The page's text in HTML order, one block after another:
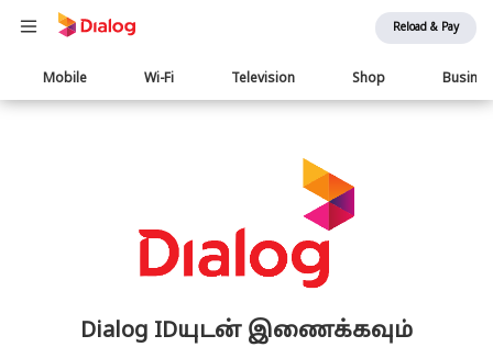
Reload & Pay
Main
navigation
Mobile Wi-Fi Television Shop
Dialog IDயுடன் இணைக்கவும்